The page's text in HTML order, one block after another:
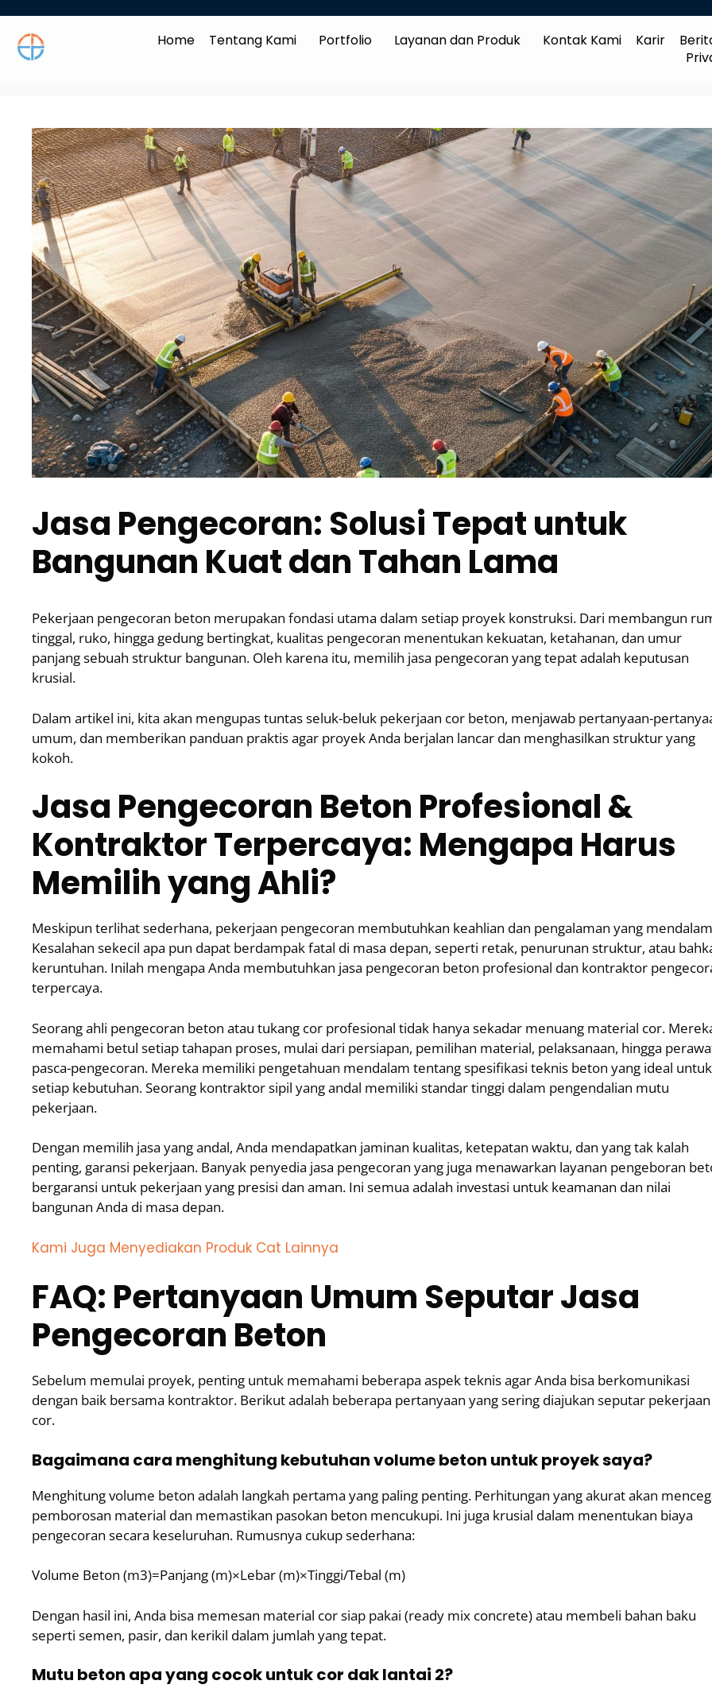
Home Tentang Kami Portfolio Layanan dan Produk Kontak Kami Karir
Jasa Pengecoran: Solusi Tepat untuk
Bangunan Kuat dan Tahan Lama
Pekerjaan pengecoran beton merupakan fondasi utama dalam setiap proyek konstruksi. Dari membangun
tinggal, ruko, hingga gedung bertingkat, kualitas pengecoran menentukan kekuatan, ketahanan, dan umur
panjang sebuah struktur bangunan. Oleh karena itu, memilih jasa pengecoran yang tepat adalah keputusan
krusial.
Dalam artikel ini, kita akan mengupas tuntas seluk-beluk pekerjaan cor beton, menjawab pertanyaan-
umum, dan memberikan panduan praktis agar proyek Anda berjalan lancar dan menghasilkan struktur yang
kokoh.
Jasa Pengecoran Beton Profesional &
Kontraktor Terpercaya: Mengapa Harus
Memilih yang Ahli?
Meskipun terlihat sederhana, pekerjaan pengecoran membutuhkan keahlian dan pengalaman yang
Kesalahan sekecil apa pun dapat berdampak fatal di masa depan, seperti retak, penurunan struktur, atau
keruntuhan. Inilah mengapa Anda membutuhkan jasa pengecoran beton profesional dan kontraktor
terpercaya.
Seorang ahli pengecoran beton atau tukang cor profesional tidak hanya sekadar menuang material cor.
memahami betul setiap tahapan proses, mulai dari persiapan, pemilihan material, pelaksanaan, hingga
pasca-pengecoran. Mereka memiliki pengetahuan mendalam tentang spesifikasi teknis beton yang ideal untuk
setiap kebutuhan. Seorang kontraktor sipil yang andal memiliki standar tinggi dalam pengendalian mutu
pekerjaan.
Dengan memilih jasa yang andal, Anda mendapatkan jaminan kualitas, ketepatan waktu, dan yang tak kalah
penting, garansi pekerjaan. Banyak penyedia jasa pengecoran yang juga menawarkan layanan pengeboran
bergaransi untuk pekerjaan yang presisi dan aman. Ini semua adalah investasi untuk keamanan dan nilai
bangunan Anda di masa depan.
Kami Juga Menyediakan Produk Cat Lainnya
FAQ: Pertanyaan Umum Seputar Jasa
Pengecoran Beton
Sebelum memulai proyek, penting untuk memahami beberapa aspek teknis agar Anda bisa berkomunikasi
dengan baik bersama kontraktor. Berikut adalah beberapa pertanyaan yang sering diajukan seputar pekerjaan
cor.
Bagaimana cara menghitung kebutuhan volume beton untuk proyek saya?
Menghitung volume beton adalah langkah pertama yang paling penting. Perhitungan yang akurat akan
pemborosan material dan memastikan pasokan beton mencukupi. Ini juga krusial dalam menentukan biaya
pengecoran secara keseluruhan. Rumusnya cukup sederhana:
Volume Beton (m3)=Panjang (m)×Lebar (m)×Tinggi/Tebal (m)
Dengan hasil ini, Anda bisa memesan material cor siap pakai (ready mix concrete) atau membeli bahan baku
seperti semen, pasir, dan kerikil dalam jumlah yang tepat.
Mutu beton apa yang cocok untuk cor dak lantai 2?